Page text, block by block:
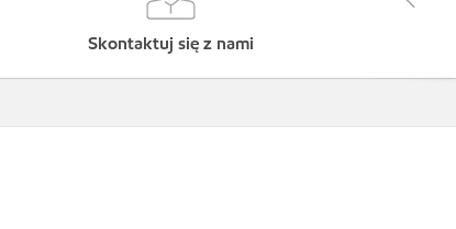
Skontaktuj się z nami